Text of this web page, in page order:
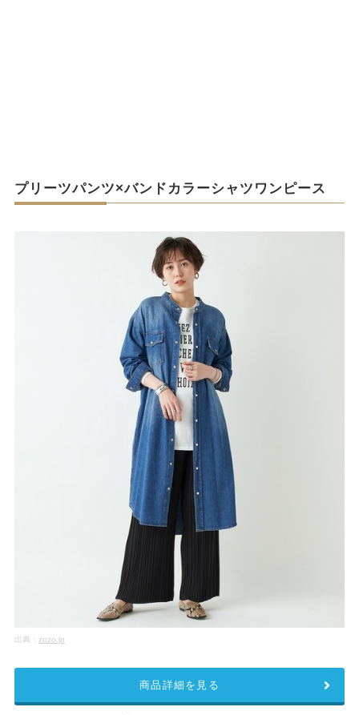
プリーツパンツ×バンドカラーシャツワンピース
出典： zozo.jp
商品詳細を見る